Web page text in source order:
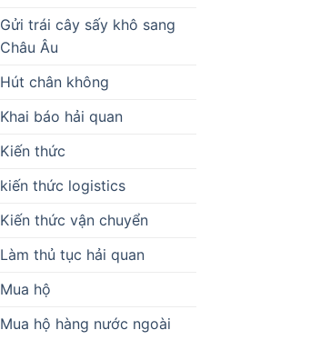
Gửi trái cây sấy khô sang
Châu Âu
Hút chân không
Khai báo hải quan
Kiến thức
kiến thức logistics
Kiến thức vận chuyển
Làm thủ tục hải quan
Mua hộ
Mua hộ hàng nước ngoài